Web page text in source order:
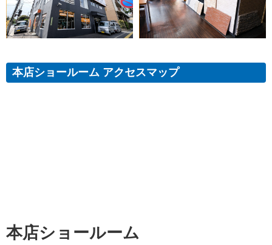
本店ショールーム アクセスマップ
本店ショールーム